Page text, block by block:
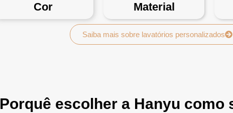
Cor Material
Saiba mais sobre lavatórios personalizados
Porquê escolher a Hanyu como